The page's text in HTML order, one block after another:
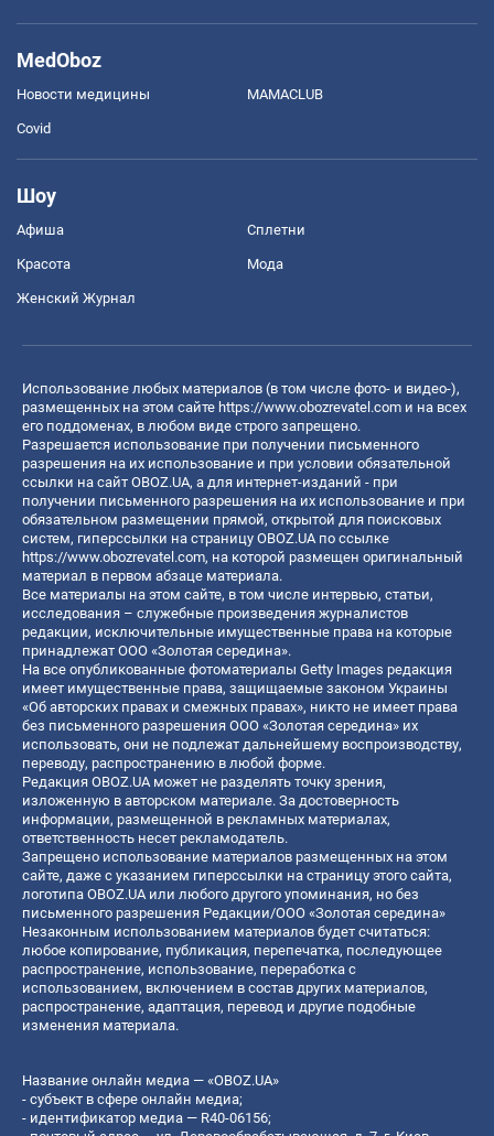
MedOboz
Новости медицины MAMACLUB
Covid
Шоу
Афиша Сплетни
Красота Мода
Женский Журнал
Использование любых материалов (в том числе фото- и видео-),
размещенных на этом сайте https://www.obozrevatel.com и на всех
его поддоменах, в любом виде строго запрещено.
Разрешается использование при получении письменного
разрешения на их использование и при условии обязательной
ссылки на сайт OBOZ.UA, а для интернет-изданий - при
получении письменного разрешения на их использование и при
обязательном размещении прямой, открытой для поисковых
систем, гиперссылки на страницу OBOZ.UA по ссылке
https://www.obozrevatel.com, на которой размещен оригинальный
материал в первом абзаце материала.
Все материалы на этом сайте, в том числе интервью, статьи,
исследования – служебные произведения журналистов
редакции, исключительные имущественные права на которые
принадлежат ООО «Золотая середина».
На все опубликованные фотоматериалы Getty Images редакция
имеет имущественные права, защищаемые законом Украины
«Об авторских правах и смежных правах», никто не имеет права
без письменного разрешения ООО «Золотая середина» их
использовать, они не подлежат дальнейшему воспроизводству,
переводу, распространению в любой форме.
Редакция OBOZ.UA может не разделять точку зрения,
изложенную в авторском материале. За достоверность
информации, размещенной в рекламных материалах,
ответственность несет рекламодатель.
Запрещено использование материалов размещенных на этом
сайте, даже с указанием гиперссылки на страницу этого сайта,
логотипа OBOZ.UA или любого другого упоминания, но без
письменного разрешения Редакции/ООО «Золотая середина»
Незаконным использованием материалов будет считаться:
любое копирование, публикация, перепечатка, последующее
распространение, использование, переработка с
использованием, включением в состав других материалов,
распространение, адаптация, перевод и другие подобные
изменения материала.
Название онлайн медиа — «OBOZ.UA»
- субъект в сфере онлайн медиа;
- идентификатор медиа — R40-06156;